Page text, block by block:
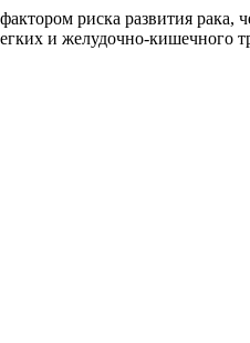
риска развития
и желудочно-кишечного